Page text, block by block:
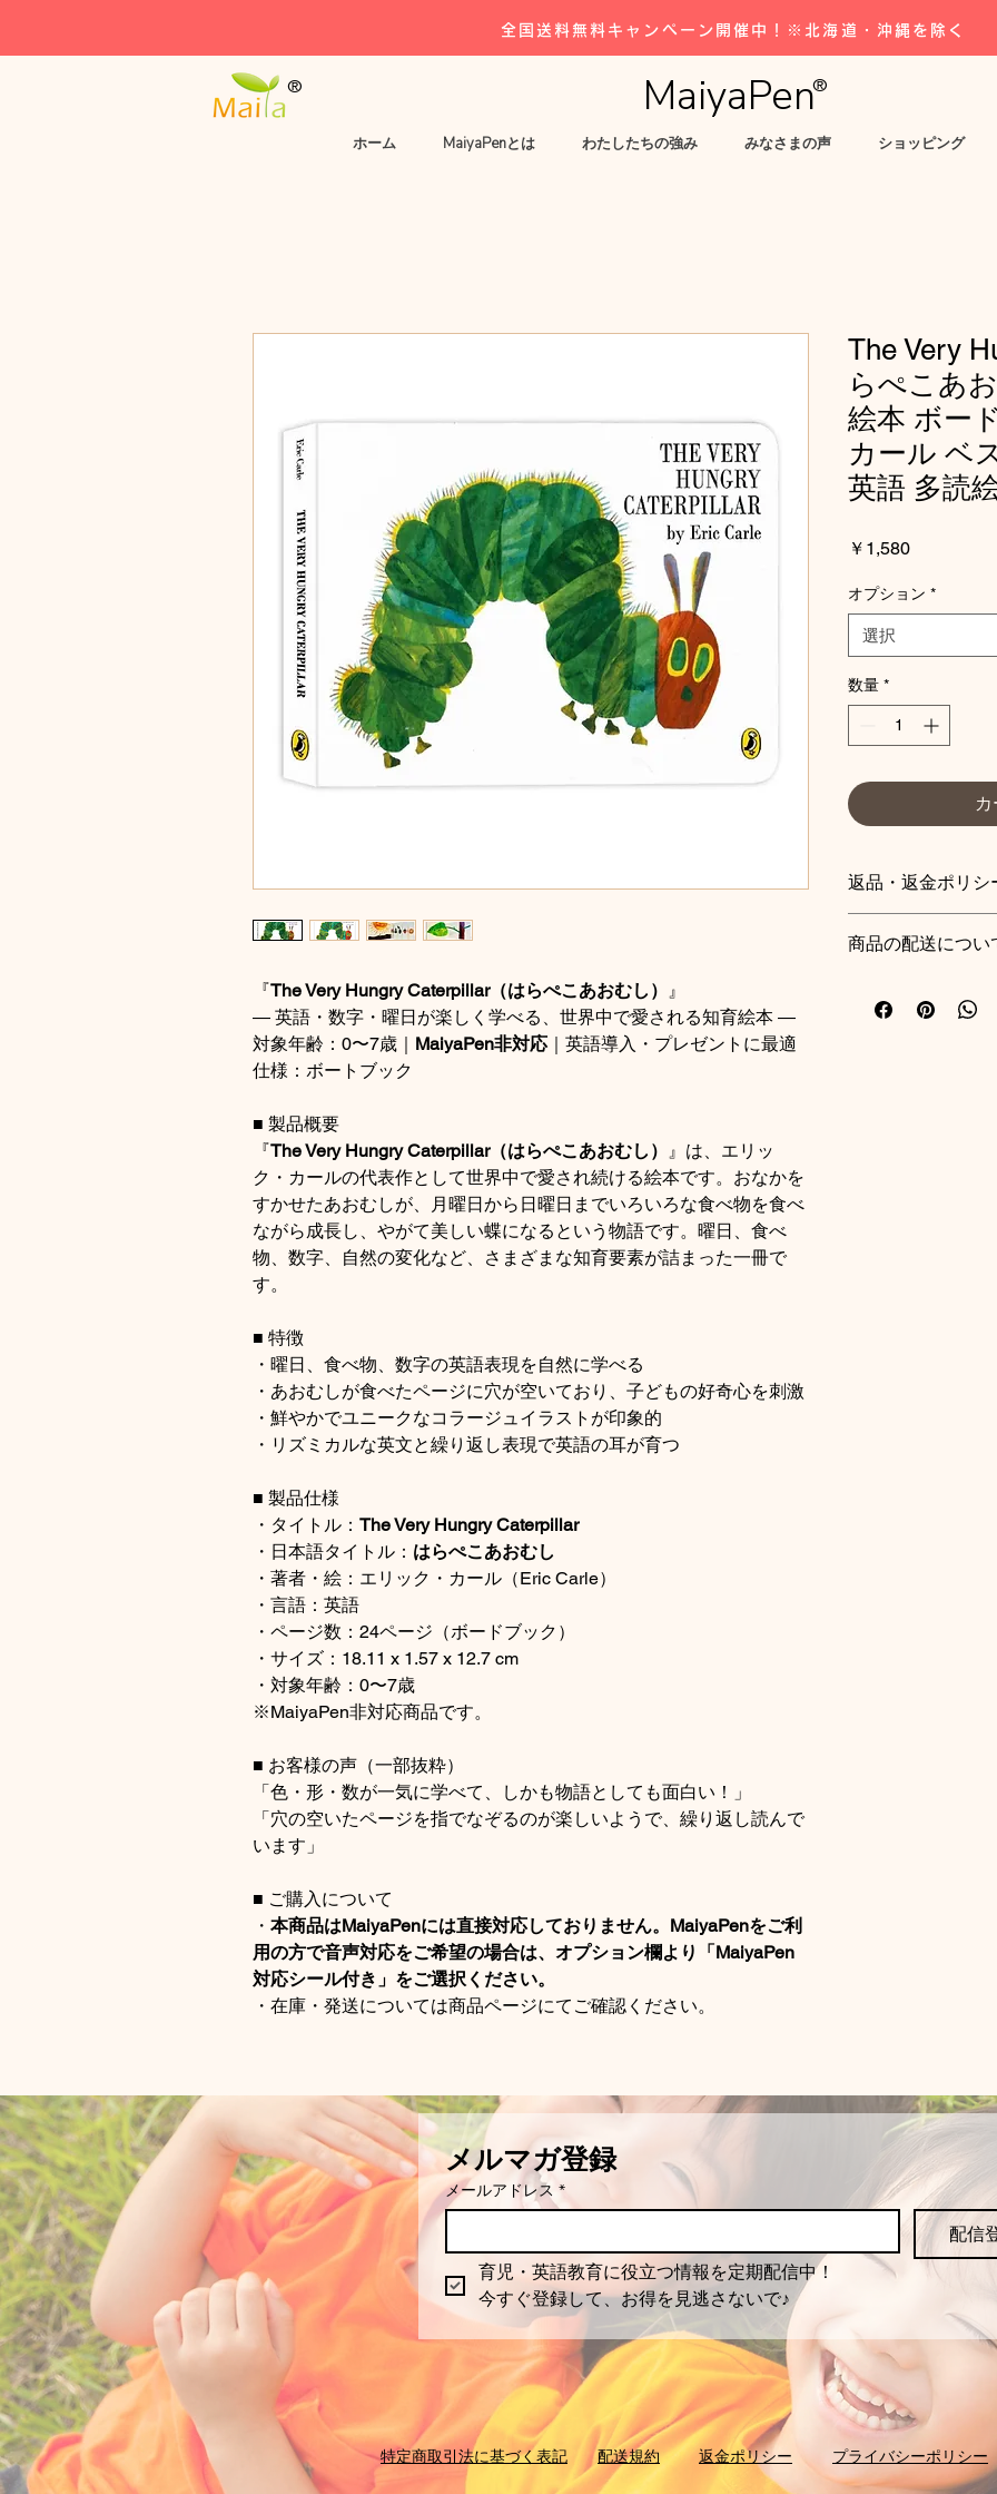
全国送料無料キャンペーン開催中！※北海道・沖縄を除く
® MaiyaPen®
ホーム MaiyaPenとは わたしたちの強み みなさまの声 ショッピング
『The Very Hungry Caterpillar（はらぺこあおむし） 』
― 英語・数字・曜日が楽しく学べる、世界中で愛される知育絵本 ―
対象年齢：0〜7歳｜ MaiyaPen非対応 ｜英語導入・プレゼントに最適
仕様：ボートブック
■ 製品概要
『The Very Hungry Caterpillar（はらぺこあおむし） 』は、エリッ
ク・カールの代表作として世界中で愛され続ける絵本です。おなかを
すかせたあおむしが、月曜日から日曜日までいろいろな食べ物を食べ
ながら成長し、やがて美しい蝶になるという物語です。曜日、食べ
物、数字、自然の変化など、さまざまな知育要素が詰まった一冊で
す。
■ 特徴
・曜日、食べ物、数字の英語表現を自然に学べる
・あおむしが食べたページに穴が空いており、子どもの好奇心を刺激
・鮮やかでユニークなコラージュイラストが印象的
・リズミカルな英文と繰り返し表現で英語の耳が育つ
■ 製品仕様
・タイトル： The Very Hungry Caterpillar
・日本語タイトル： はらぺこあおむし
・著者・絵：エリック・カール（Eric Carle）
・言語：英語
・ページ数：24ページ（ボードブック）
・サイズ：18.11 x 1.57 x 12.7 cm
・対象年齢：0〜7歳
※MaiyaPen非対応商品です。
■ お客様の声（一部抜粋）
「色・形・数が一気に学べて、しかも物語としても面白い！」
「穴の空いたページを指でなぞるのが楽しいようで、繰り返し読んで
います」
■ ご購入について
・ 本商品はMaiyaPenには直接対応しておりません。MaiyaPenをご利
用の方で音声対応をご希望の場合は、オプション欄より「MaiyaPen
対応シール付き」をご選択ください。
・在庫・発送については商品ページにてご確認ください。
The Very
らぺこあ
絵本 ボー
カール ベ
英語 多読
￥1,580価
オプション *
選択
数量 *
返品・返金ポリシ
・商品が到着後、14
金いたします。
商品の配送につい
か（※指定不可）
メルマガ登録
メールアドレス *
配信
育児・英語教育に役立つ情報を定期配信中！
今すぐ登録して、お得を見逃さないで♪
特定商取引法に基づく表記 配送規約 返金ポリシー プライバシーポリシー